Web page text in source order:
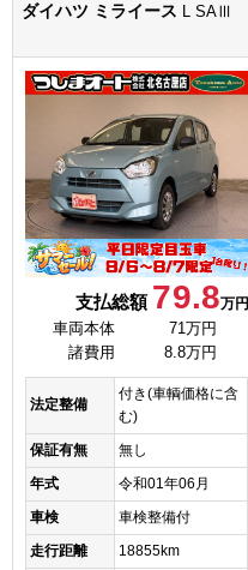
ダイハツ ミライース L SAⅢ
支払総額 79.8万円
車両本体
71万円
諸費用
8.8万円
法定整備
付き(車輌価格に含
む)
保証有無
無し
年式
令和01年06月
車検
車検整備付
走行距離
18855km